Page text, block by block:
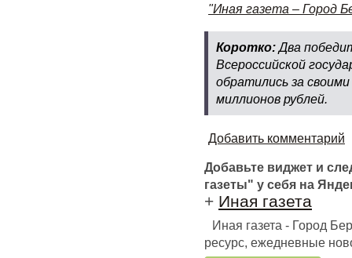
"Иная газета – Город
Коротко:Два
Всероссийской
обратились за
миллионов рублей.
Добавить комментарий
Добавьте виджет и
газеты" у себя на
+ Иная газета
Иная газета - Город
ресурс, ежедневные